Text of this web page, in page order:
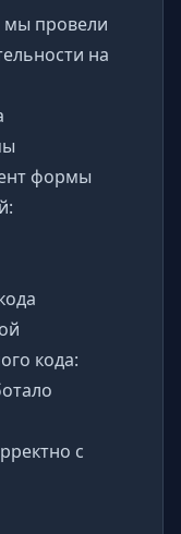
мы провели
на
формы
кода:
с